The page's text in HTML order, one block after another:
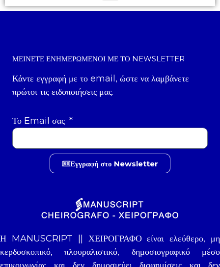
ΜΕΊΝΕΤΕ ΕΝΗΜΕΡΩΜΈΝΟΙ ΜΕ ΤΟ NEWSLETTER
Κάντε εγγραφή με το email, ώστε να λαμβάνετε
πρώτοι τις ειδοποιήσεις μας.
Το Email σας
Εγγραφή στο Newsletter
Η MANUSCRIPT || ΧΕΙΡΟΓΡΑΦΟ είναι ελεύθερο, μη
κερδοσκοπικό, πλουραλιστικό, δημοσιογραφικό μέσο